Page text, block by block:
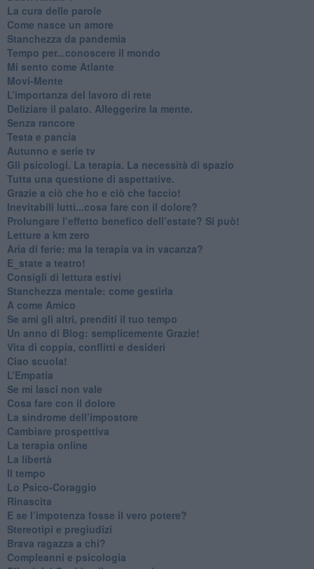
​La cura delle parole
​Come nasce un amore
Stanchezza da pandemia
​Tempo per...conoscere il mondo
​Mi sento come Atlante
​Movi-Mente
​L’importanza del lavoro di rete
​Deliziare il palato. Alleggerire la mente.
​Senza rancore
​Testa e pancia
​Autunno e serie tv
​Gli psicologi. La terapia. La necessità di spazio
​Tutta una questione di aspettative.
​Grazie a ciò che ho e ciò che faccio!
​Inevitabili lutti...cosa fare con il dolore?
Prolungare l’effetto benefico dell’estate? Si può!
​Letture a km zero
​Aria di ferie: ma la terapia va in vacanza?
​E_state a teatro!
​Consigli di lettura estivi
​Stanchezza mentale: come gestirla
​A come Amico
​Se ami gli altri, prenditi il tuo tempo
​Un anno di Blog: semplicemente Grazie!
​Vita di coppia, conflitti e desideri
​Ciao scuola!
​L’Empatia
​Se mi lasci non vale
Cosa fare con il dolore
​La sindrome dell’impostore
​Cambiare prospettiva
La terapia online
La libertà
​Il tempo
​Lo Psico-Coraggio
Rinascita
​E se l’impotenza fosse il vero potere?
Stereotipi e pregiudizi
​Brava ragazza a chi?
​Compleanni e psicologia